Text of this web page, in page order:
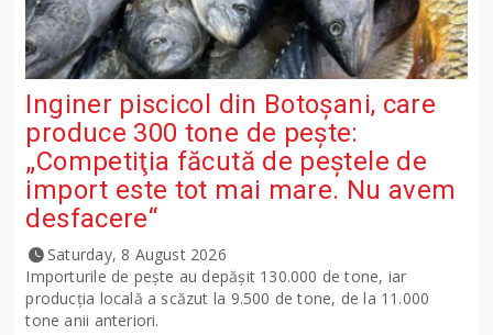
Inginer piscicol din Botoşani, care
produce 300 tone de peşte:
„Competiţia făcută de peştele de
import este tot mai mare. Nu avem
desfacere“
Saturday, 8 August 2026
Importurile de peşte au depăşit 130.000 de tone, iar
producţia locală a scăzut la 9.500 de tone, de la 11.000
tone anii anteriori.